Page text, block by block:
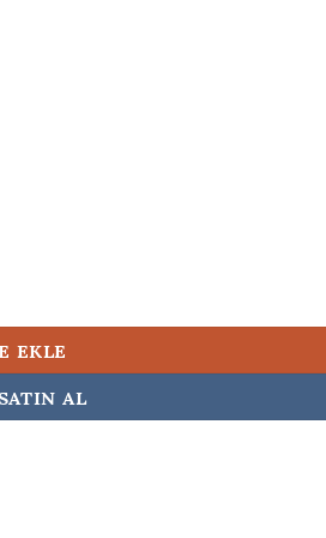
Orijinal Laptop Adaptörü Şarj Aleti adet
EKLE
AL